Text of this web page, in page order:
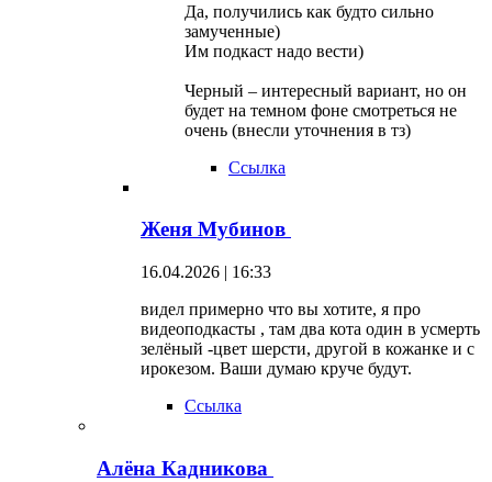
Да, получились как будто сильно
замученные)
Им подкаст надо вести)
Черный – интересный вариант, но он
будет на темном фоне смотреться не
очень (внесли уточнения в тз)
Ссылка
Женя Мубинов
16.04.2026 | 16:33
видел примерно что вы хотите, я про
видеоподкасты , там два кота один в усмерть
зелёный -цвет шерсти, другой в кожанке и с
ирокезом. Ваши думаю круче будут.
Ссылка
Алёна Кадникова